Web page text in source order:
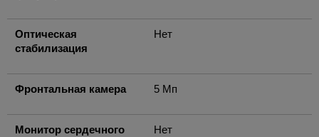
Оптическая
стабилизация
Нет
Фронтальная камера 5 Мп
Монитор сердечного
Нет